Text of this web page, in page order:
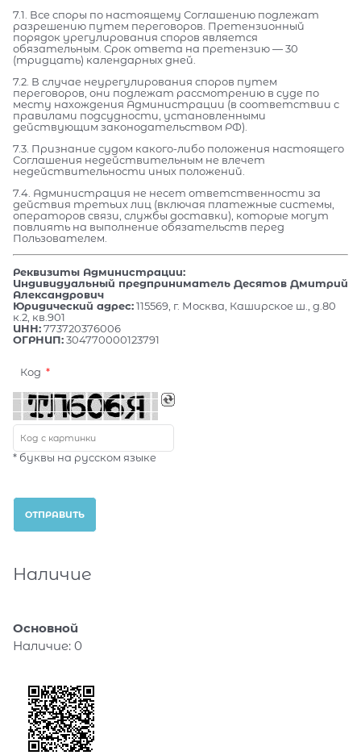
7.1. Все споры по настоящему Соглашению подлежат
разрешению путем переговоров. Претензионный
порядок урегулирования споров является
обязательным. Срок ответа на претензию — 30
(тридцать) календарных дней.
7.2. В случае неурегулирования споров путем
переговоров, они подлежат рассмотрению в суде по
месту нахождения Администрации (в соответствии с
правилами подсудности, установленными
действующим законодательством РФ).
7.3. Признание судом какого-либо положения настоящего
Соглашения недействительным не влечет
недействительности иных положений.
7.4. Администрация не несет ответственности за
действия третьих лиц (включая платежные системы,
операторов связи, службы доставки), которые могут
повлиять на выполнение обязательств перед
Пользователем.
Реквизиты Администрации:
Индивидуальный предприниматель Десятов Дмитрий
Александрович
Юридический адрес:115569, г. Москва, Каширское ш., д.80
к.2, кв.901
ИНН:773720376006
ОГРНИП:304770000123791
Код
* буквы на русском языке
Наличие
Основной
Наличие: 0